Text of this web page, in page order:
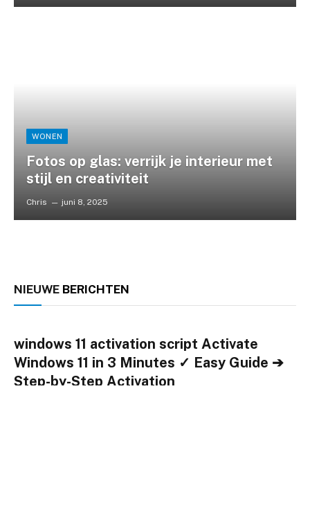
WONEN
Fotos op glas: verrijk je interieur met
stijl en creativiteit
Chris juni 8, 2025
NIEUWE BERICHTEN
windows 11 activation script Activate
Windows 11 in 3 Minutes ✓ Easy Guide ➔
Step-by-Step Activation